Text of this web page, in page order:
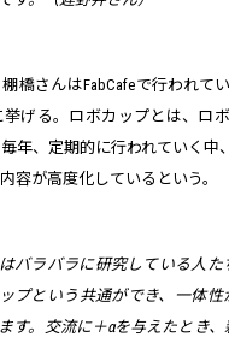
橋さんはFabCafeで行われて
げる。ロボカップとは、ロ
年、定期的に行われていく中
容が高度化しているという。
バラバラに研究している人た
プという共通ができ、一体性
す。交流に＋αを与えたとき